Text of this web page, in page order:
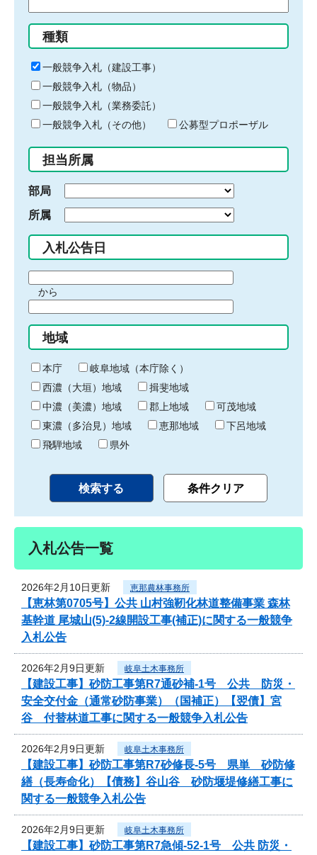
る
キ
ー
ワ
ー
ド
入
力
種類
一般競争入札（建設工事）
一般競争入札（物品）
一般競争入札（業務委託）
一般競争入札（その他）
公募型プロポーザル
担当所属
部局
所属
入札公告日
間
始
り
から
間
終
わ
り
地域
本庁
岐阜地域（本庁除く）
西濃（大垣）地域
揖斐地域
中濃（美濃）地域
郡上地域
可茂地域
東濃（多治見）地域
恵那地域
下呂地域
飛騨地域
県外
入札公告一覧
2026年2月10日更新 恵那農林事務所
【恵林第0705号】公共 山村強靭化林道整備事業 森林
基幹道 尾城山(5)-2線開設工事(補正)に関する一般競争
入札公告
2026年2月9日更新 岐阜土木事務所
【建設工事】砂防工事第R7通砂補-1号 公共 防災・
安全交付金（通常砂防事業）（国補正）【翌債】宮
谷 付替林道工事に関する一般競争入札公告
2026年2月9日更新 岐阜土木事務所
【建設工事】砂防工事第R7砂修長-5号 県単 砂防修
繕（長寿命化）【債務】谷山谷 砂防堰堤修繕工事に
関する一般競争入札公告
2026年2月9日更新 岐阜土木事務所
【建設工事】砂防工事第R7急傾-52-1号 公共 防災・